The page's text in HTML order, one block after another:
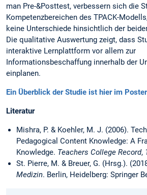
man Pre-&Posttest, verbessern sich die
Kompetenzbereichen des TPACK-
keine Unterschiede hinsichtlich der
Die qualitative Auswertung zeigt, dass
interaktive Lernplattform vor allem zur
Informationsbeschaffung innerhalb der
einplanen.
Ein Überblick der Studie ist hier im
Literatur
Mishra, P. & Koehler, M. J. (2006).
Pedagogical Content Knowledge: A
Knowledge. Teachers College Record,
St. Pierre, M. & Breuer, G. (Hrsg.).
Medizin. Berlin, Heidelberg: Springer